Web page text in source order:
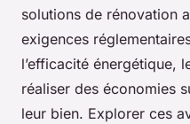
solutions de rénovation
exigences
l’efficacité énergétique,
réaliser des économies
leur bien. Explorer ces